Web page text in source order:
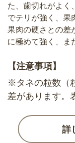
た、歯切れがよく
でテリが強く、果
果肉の硬さとの差
に極めて強く、ま
【注意事項】
※タネの粒数（
差があります。
詳